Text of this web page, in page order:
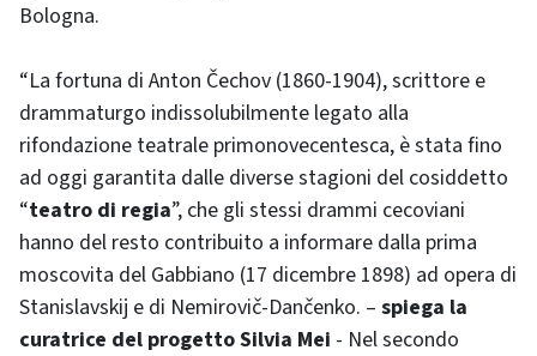
Bologna.
“La fortuna di Anton Čechov (1860-1904), scrittore e
drammaturgo indissolubilmente legato alla
rifondazione teatrale primonovecentesca, è stata fino
ad oggi garantita dalle diverse stagioni del cosiddetto
“teatro di regia”, che gli stessi drammi cecoviani
hanno del resto contribuito a informare dalla prima
moscovita del Gabbiano (17 dicembre 1898) ad opera di
Stanislavskij e di Nemirovič-Dančenko. – spiega la
curatrice del progetto Silvia Mei - Nel secondo